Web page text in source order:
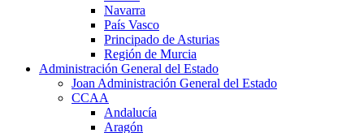
Navarra
País Vasco
Principado de Asturias
Región de Murcia
Administración General del Estado
Joan Administración General del Estado
CCAA
Andalucía
Aragón